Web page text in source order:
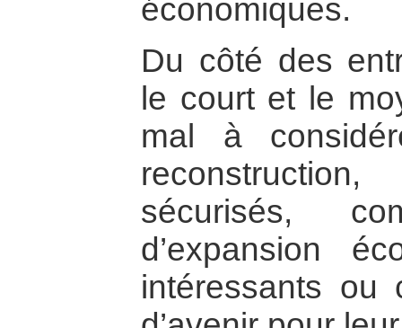
économiques.
Du côté des
le court et le
mal à
sécurisés,
d’expansion
intéressants ou